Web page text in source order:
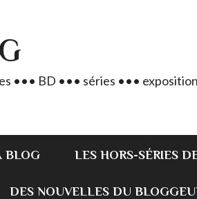
••• BD ••• séries •••
BLOG LES HORS-SÉRIES
DES NOUVELLES DU